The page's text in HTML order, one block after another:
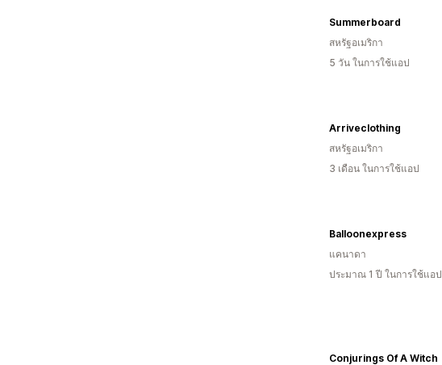
Summerboard
สหรัฐอเมริกา
5 วัน ในการใช้แอป
Arriveclothing
สหรัฐอเมริกา
3 เดือน ในการใช้แอป
Balloonexpress
แคนาดา
ประมาณ 1 ปี ในการใช้แอป
Conjurings Of A Witch